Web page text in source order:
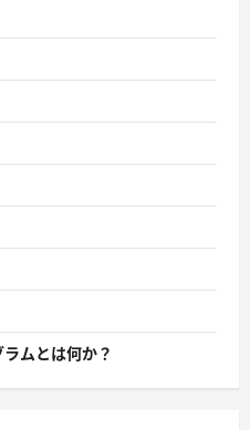
ムとは何か？